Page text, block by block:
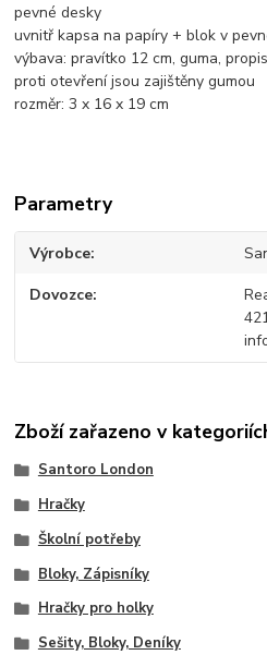
pevné desky
uvnitř kapsa na papíry + blok v
výbava: pravítko 12 cm, guma,
proti otevření jsou zajištěny gumou
rozměr: 3 x 16 x 19 cm
Parametry
Výrobce
Dovozce
Zboží zařazeno v
Santoro London
Hračky
Školní potřeby
Bloky, Zápisníky
Hračky pro holky
Sešity, Bloky, Deníky